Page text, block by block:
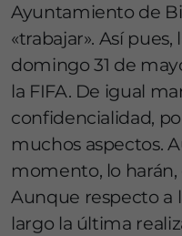
Ayuntamiento de
«trabajar». Así
domingo 31 de
la FIFA. De igual
confidencialidad,
muchos aspectos.
momento, lo harán,
Aunque respecto a
largo la última